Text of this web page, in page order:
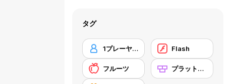
タグ
1プレーヤー Flash
フルーツ プラットフォーム